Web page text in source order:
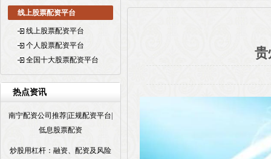
线上股票配资平台
线上股票配资平台
个人股票配资平台
全国十大股票配资平台
热点资讯
南宁配资公司推荐|正规配资平台|
低息股票配资
炒股用杠杆：融资、配资及风险
贵